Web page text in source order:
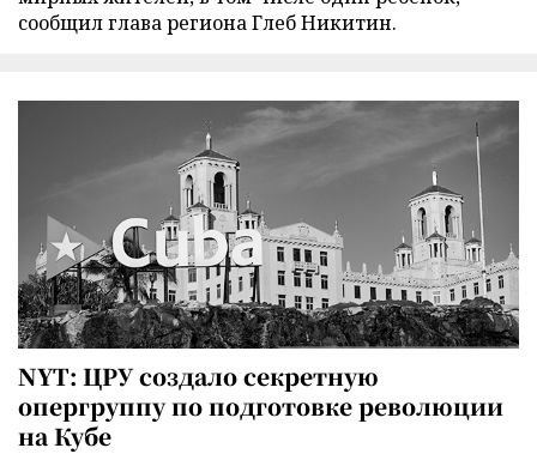
сообщил глава региона Глеб Никитин.
NYT: ЦРУ создало секретную
опергруппу по подготовке революции
на Кубе